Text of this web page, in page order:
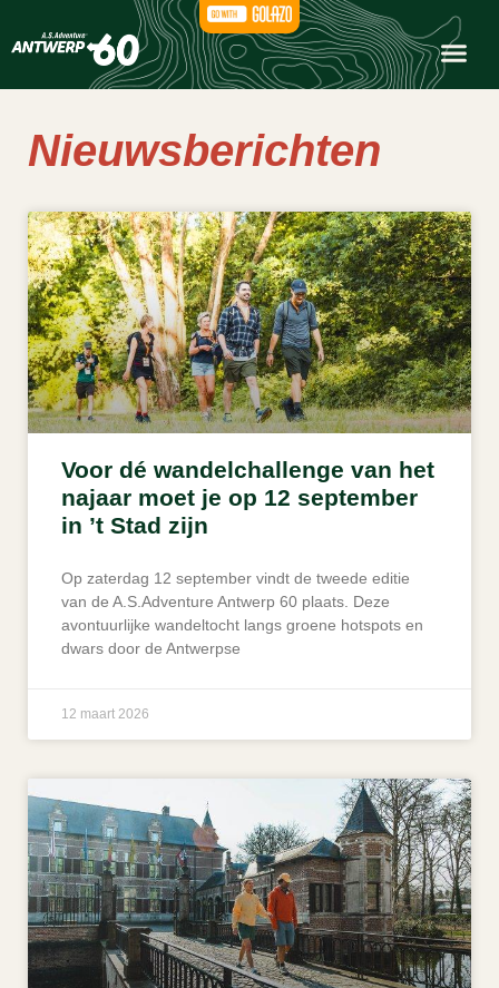
Nieuwsberichten
Voor dé wandelchallenge van het
najaar moet je op 12 september
in ’t Stad zijn
Op zaterdag 12 september vindt de tweede editie
van de A.S.Adventure Antwerp 60 plaats. Deze
avontuurlijke wandeltocht langs groene hotspots en
dwars door de Antwerpse
12 maart 2026